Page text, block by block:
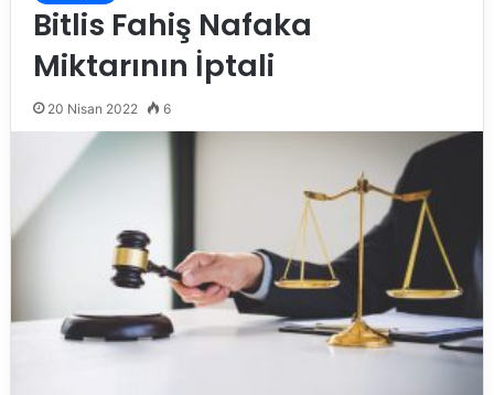
Bitlis Fahiş Nafaka
Miktarının İptali
20 Nisan 2022 6